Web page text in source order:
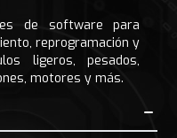
de software para
reprogramación y
ligeros, pesados,
motores y más.